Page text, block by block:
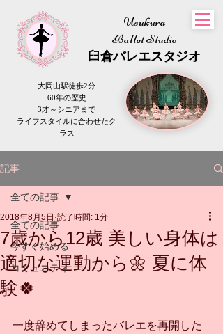
Usukura
Ballet Studio
​臼倉バレエスタジオ
大岡山駅徒歩2分
60年の歴史
3才～シニアまで
​ライフスタイルに合わせたク
ラス
記事
全ての記事
今すぐ始める
コミュニティ
全ての記事
7歳から12歳 美しい身体は
適切な運動から🌼 夏に体
験🍀
2018年8月5日 読了時間: 1分
一度辞めてしまったバレエを再開した